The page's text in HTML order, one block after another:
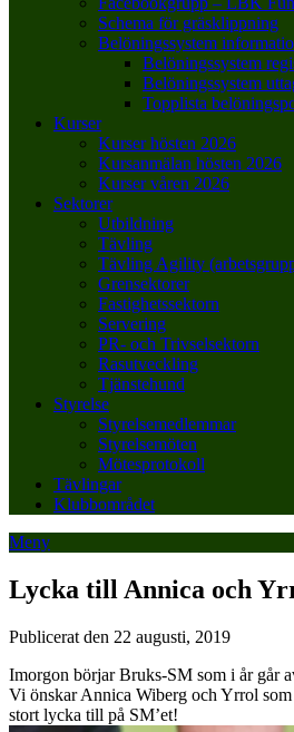
Schema för gräsklippning
Belöningssystem
Belöningssystem
Belöningssystem
Topplista
Kurser
Kurser hösten 2026
Kursanmälan hösten 2026
Kurser våren 2026
Sektorer
Utbildning
Tävling
Tävling Agility
Grensektorer
Fastighetssektorn
Servering
PR- och Trivselsektorn
Rasutveckling
Tjänstehund
Styrelse
Styrelsemedlemmar
Styrelsemöten
Mötesprotokoll
Tävlingar
Klubbområdet
Meny
Lycka till Annica och
Publicerat den 22 augusti, 2019
Imorgon börjar Bruks-SM som i år går
Vi önskar Annica Wiberg och Yrrol
stort lycka till på SM’et!